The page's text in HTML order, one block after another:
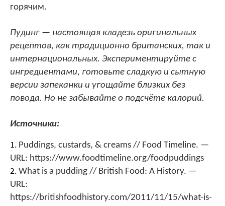
горячим.
Пудинг — настоящая кладезь оригинальных
рецептов, как традиционно британских, так и
интернациональных. Экспериментируйте с
ингредиентами, готовьте сладкую и сытную
версии запеканки и угощайте близких без
повода. Но не забывайте о подсчёте калорий.
Источники:
Puddings, custards, & creams // Food Timeline. —
URL: https://www.foodtimeline.org/foodpuddings
What is a pudding // British Food: A History. —
URL:
https://britishfoodhistory.com/2011/11/15/what-is-